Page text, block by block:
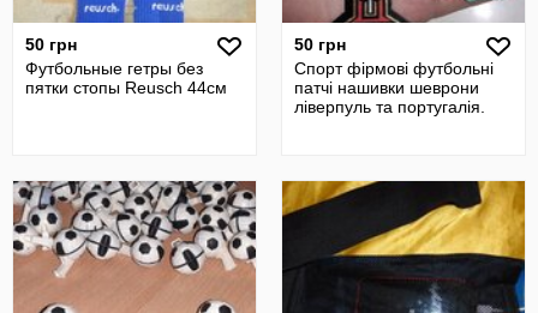
50 грн
Футбольные гетры без
пятки стопы Reusch 44см
50 грн
Спорт фірмові футбольні
патчі нашивки шеврони
ліверпуль та португалія.